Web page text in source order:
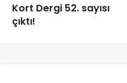
Kort Dergi 52. sayısı
çıktı!